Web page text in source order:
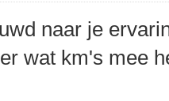
naar je
wat km's mee